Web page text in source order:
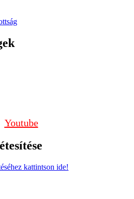
Youtube
kattintson ide!